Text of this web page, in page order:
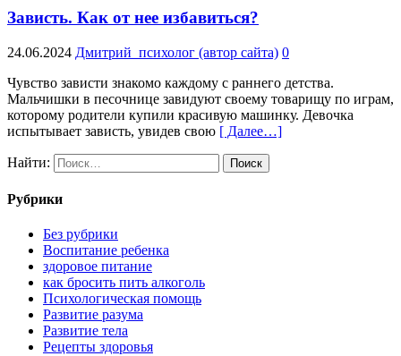
Зависть. Как от нее избавиться?
24.06.2024 Дмитрий_психолог (автор сайта) 0
Чувство зависти знакомо каждому с раннего детства.
Мальчишки в песочнице завидуют своему товарищу по играм,
которому родители купили красивую машинку. Девочка
испытывает зависть, увидев свою [ Далее…]
Найти:
Рубрики
Без рубрики
Воспитание ребенка
здоровое питание
как бросить пить алкоголь
Психологическая помощь
Развитие разума
Развитие тела
Рецепты здоровья